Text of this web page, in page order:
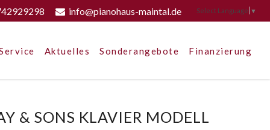
info@pianohaus-maintal.de Select Language ▼
Aktuelles Sonderangebote Finanzierung
& SONS KLAVIER MODELL